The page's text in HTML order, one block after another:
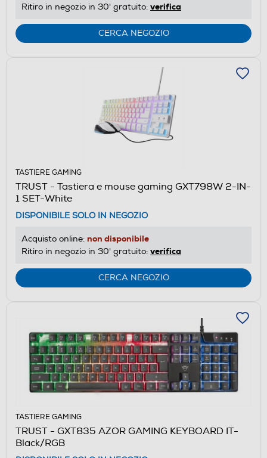
Ritiro in negozio in 30' gratuito: verifica
CERCA NEGOZIO
TASTIERE GAMING
TRUST - Tastiera e mouse gaming GXT798W 2-IN-
1 SET-White
DISPONIBILE SOLO IN NEGOZIO
Acquisto online: non disponibile
Ritiro in negozio in 30' gratuito: verifica
CERCA NEGOZIO
TASTIERE GAMING
TRUST - GXT835 AZOR GAMING KEYBOARD IT-
Black/RGB